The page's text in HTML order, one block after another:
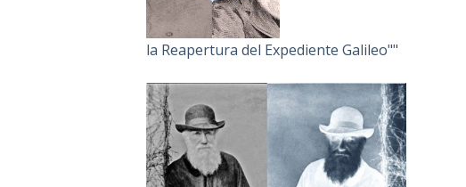
la Reapertura del Expediente Galileo""